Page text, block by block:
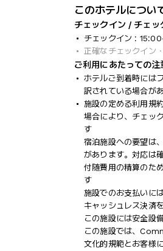
このホテルについ
チェックイン / チェッ
チェックイン :
正確なチェックイン
ご利用にあたっての注
ホテルご到着時には
訳されている場合があ
施設の定める利用規
場合により、チェッ
す
宿泊施設への要望は
があります。対応は
付随費用の精算のた
す
施設でのお支払いに
キャッシュレス決済
この施設には安全設
この施設では、
文化的規範とお客様